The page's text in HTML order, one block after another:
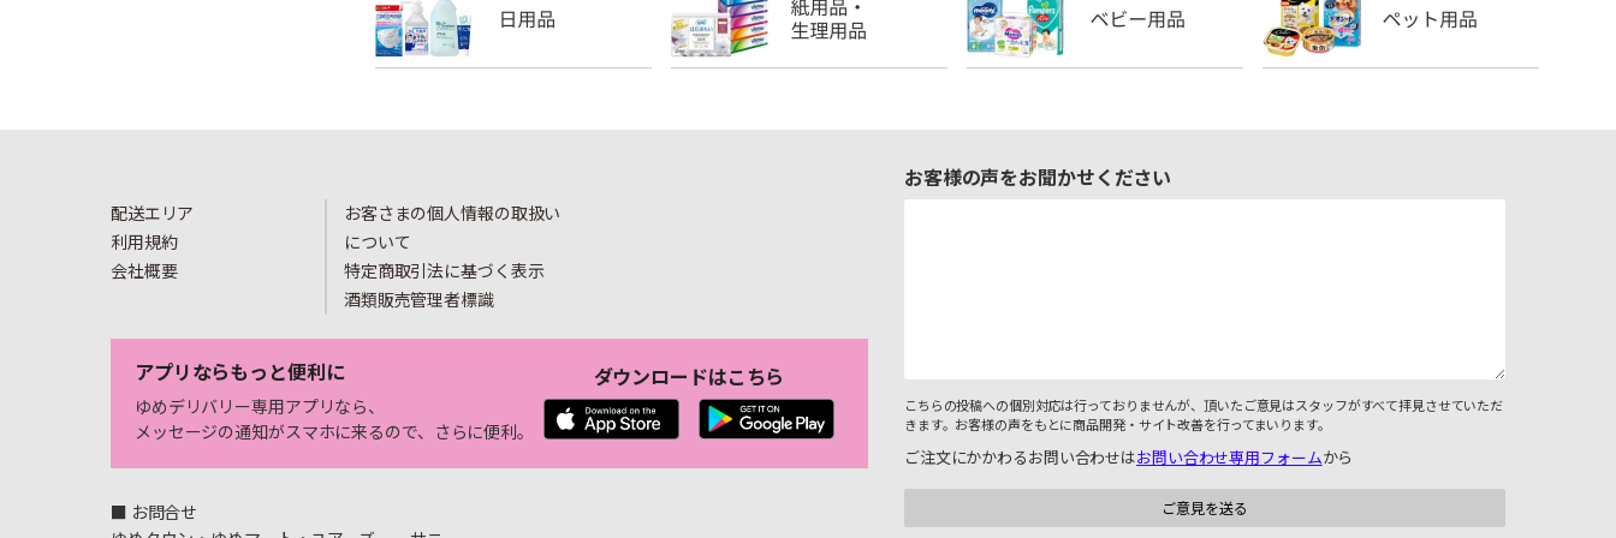
配送エリア
利用規約
会社概要
お客さまの個人情報の取扱い
について
特定商取引法に基づく表示
酒類販売管理者標識
アプリならもっと便利に
ゆめデリバリー専用アプリなら、
メッセージの通知がスマホに来るので、さらに便利。
ダウンロードはこちら
■ お問合せ
お客様の声をお聞かせください
こちらの投稿への個別対応は行っておりませんが、頂いたご意見はスタッフがすべて拝見させていただ
きます。お客様の声をもとに商品開発・サイト改善を行ってまいります。
ご注文にかかわるお問い合わせはお問い合わせ専用フォームから